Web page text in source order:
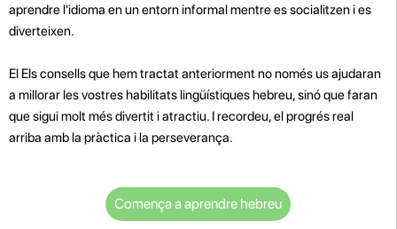
aprendre l'idioma en un entorn informal mentre es socialitzen i es
diverteixen.
El Els consells que hem tractat anteriorment no només us ajudaran
a millorar les vostres habilitats lingüístiques hebreu, sinó que faran
que sigui molt més divertit i atractiu. I recordeu, el progrés real
arriba amb la pràctica i la perseverança.
Comença a aprendre hebreu